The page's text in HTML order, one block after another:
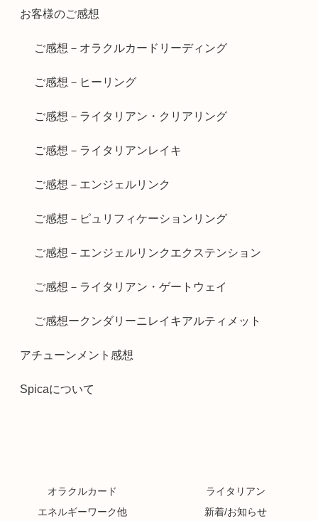
お客様のご感想
ご感想－オラクルカードリーディング
ご感想－ヒーリング
ご感想－ライタリアン・クリアリング
ご感想－ライタリアンレイキ
ご感想－エンジェルリンク
ご感想－ピュリフィケーションリング
ご感想－エンジェルリンクエクステンション
ご感想－ライタリアン・ゲートウェイ
ご感想ークンダリーニレイキアルティメット
アチューンメント感想
Spicaについて
オラクルカード
ライタリアン
エネルギーワーク他
新着/お知らせ